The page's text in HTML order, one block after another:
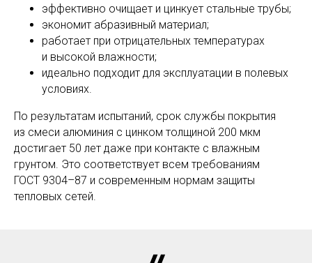
эффективно очищает и цинкует стальные трубы;
экономит абразивный материал;
работает при отрицательных температурах
и высокой влажности;
идеально подходит для эксплуатации в полевых
условиях.
По результатам испытаний, срок службы покрытия
из смеси алюминия с цинком толщиной 200 мкм
достигает 50 лет даже при контакте с влажным
грунтом. Это соответствует всем требованиям
ГОСТ 9304–87 и современным нормам защиты
тепловых сетей.